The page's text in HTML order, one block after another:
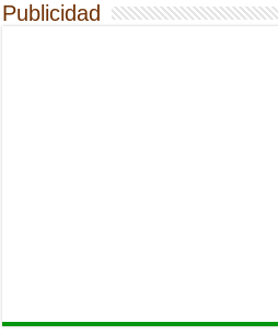
Publicidad